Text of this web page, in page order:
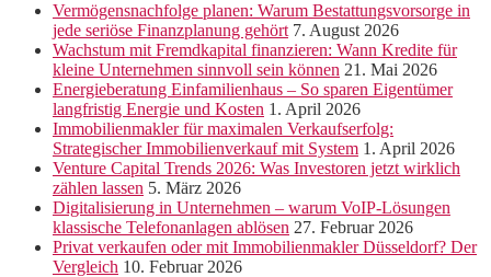
Vermögensnachfolge planen: Warum Bestattungsvorsorge in
jede seriöse Finanzplanung gehört 7. August 2026
Wachstum mit Fremdkapital finanzieren: Wann Kredite für
kleine Unternehmen sinnvoll sein können 21. Mai 2026
Energieberatung Einfamilienhaus – So sparen Eigentümer
langfristig Energie und Kosten 1. April 2026
Immobilienmakler für maximalen Verkaufserfolg:
Strategischer Immobilienverkauf mit System 1. April 2026
Venture Capital Trends 2026: Was Investoren jetzt wirklich
zählen lassen 5. März 2026
Digitalisierung in Unternehmen – warum VoIP-Lösungen
klassische Telefonanlagen ablösen 27. Februar 2026
Privat verkaufen oder mit Immobilienmakler Düsseldorf? Der
Vergleich 10. Februar 2026